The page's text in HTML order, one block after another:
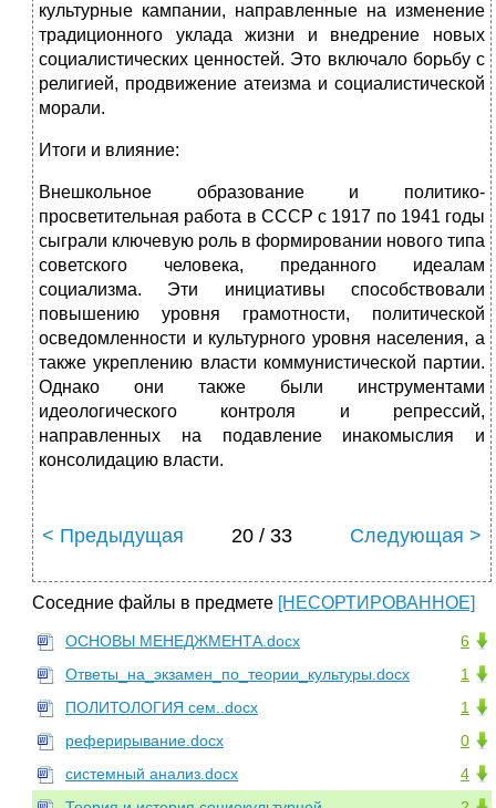
культурные кампании, направленные на изменение
традиционного уклада жизни и внедрение новых
социалистических ценностей. Это включало борьбу с
религией, продвижение атеизма и социалистической
морали.
Итоги и влияние:
Внешкольное образование и политико-
просветительная работа в СССР с 1917 по 1941 годы
сыграли ключевую роль в формировании нового типа
советского человека, преданного идеалам
социализма. Эти инициативы способствовали
повышению уровня грамотности, политической
осведомленности и культурного уровня населения, а
также укреплению власти коммунистической партии.
Однако они также были инструментами
идеологического контроля и репрессий,
направленных на подавление инакомыслия и
консолидацию власти.
< Предыдущая 20 / 33 Следующая >
Соседние файлы в предмете [НЕСОРТИРОВАННОЕ]
6
ОСНОВЫ МЕНЕДЖМЕНТА.docx
1
Ответы_на_экзамен_по_теории_культуры.docx
1
ПОЛИТОЛОГИЯ сем..docx
0
реферирывание.docx
4
системный анализ.docx